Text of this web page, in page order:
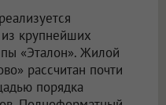
крупнейших
«Эталон». Жилой
рассчитан почти
порядка